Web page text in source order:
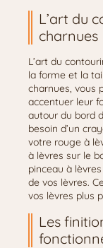
L’art du
charnues
L’art du
la forme et la
charnues, vous
accentuer leur
autour du bord
besoin d’un
votre rouge à
à lèvres sur le
pinceau à
de vos lèvres.
vos lèvres plus
Les